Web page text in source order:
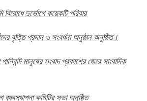
দুর্ভোগে কয়েকটি পরিবার
বৃত্তি প্রদান ও সংবর্ধনা অনুষ্ঠান অনুষ্ঠিত।
মানুষের সংবাদ প্রকাশের জেরে সাংবাদিক
ব্যবস্থাপনা কমিটির সভা অনুষ্ঠিত